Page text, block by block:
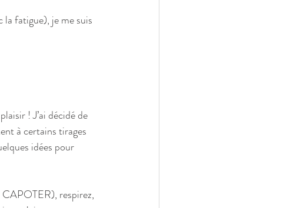
la fatigue), je me suis
! J’ai décidé de
à certains tirages
idées pour
CAPOTER), respirez,